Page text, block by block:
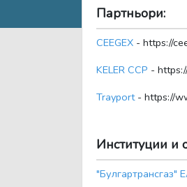
Партньори:
CEEGEX - https://
KELER CCP -
Trayport- https://
Институции и
"Булгартрансгаз"